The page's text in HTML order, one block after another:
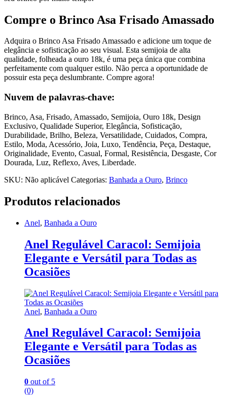
Compre o Brinco Asa Frisado Amassado
Adquira o Brinco Asa Frisado Amassado e adicione um toque de
elegância e sofisticação ao seu visual. Esta semijoia de alta
qualidade, folheada a ouro 18k, é uma peça única que combina
perfeitamente com qualquer estilo. Não perca a oportunidade de
possuir esta peça deslumbrante. Compre agora!
Nuvem de palavras-chave:
Brinco, Asa, Frisado, Amassado, Semijoia, Ouro 18k, Design
Exclusivo, Qualidade Superior, Elegância, Sofisticação,
Durabilidade, Brilho, Beleza, Versatilidade, Cuidados, Compra,
Estilo, Moda, Acessório, Joia, Luxo, Tendência, Peça, Destaque,
Originalidade, Evento, Casual, Formal, Resistência, Desgaste, Cor
Dourada, Luz, Reflexo, Aves, Liberdade.
SKU: Não aplicável Categorias: Banhada a Ouro, Brinco
Produtos relacionados
Anel, Banhada a Ouro
Anel Regulável Caracol: Semijoia
Elegante e Versátil para Todas as
Ocasiões
Anel, Banhada a Ouro
Anel Regulável Caracol: Semijoia
Elegante e Versátil para Todas as
Ocasiões
0 out of 5
(0)